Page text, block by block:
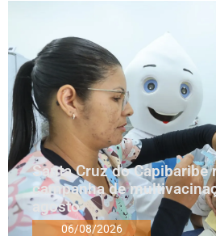
Santa Cruz do Capibaribe
campanha de
agosto
06/08/2026